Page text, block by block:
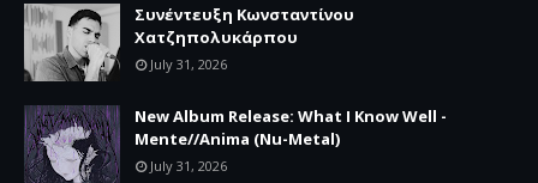
Συνέντευξη Κωνσταντίνου
Χατζηπολυκάρπου
July 31, 2026
New Album Release: What I Know Well -
Mente//Anima (Nu-Metal)
July 31, 2026